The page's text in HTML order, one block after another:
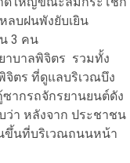
ลบฝนพังยับเยิน
3 คน
าบาลพิจิตร รวมทั้ง
จิตร ที่ดูแลบริเวณบึง
ากรถจักรยานยนต์ดัง
ว่า หลังจาก ประชาชน
ขึ้นที่บริเวณถนนหน้า